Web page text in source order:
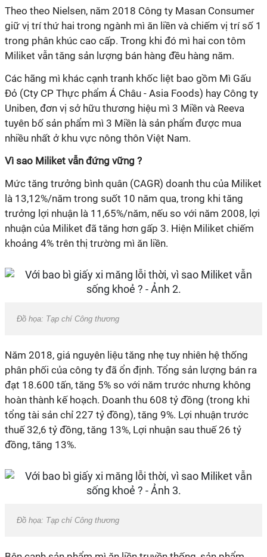
Theo theo Nielsen, năm 2018 Công ty Masan Consumer
giữ vị trí thứ hai trong ngành mì ăn liền và chiếm vị trí số 1
trong phân khúc cao cấp. Trong khi đó mì hai con tôm
Miliket vẫn tăng sản lượng bán hàng đều hàng năm.
Các hãng mì khác cạnh tranh khốc liệt bao gồm Mì Gấu
Đỏ (Cty CP Thực phẩm Á Châu - Asia Foods) hay Công ty
Uniben, đơn vị sở hữu thương hiệu mì 3 Miền và Reeva
tuyên bố sản phẩm mì 3 Miền là sản phẩm được mua
nhiều nhất ở khu vực nông thôn Việt Nam.
Vì sao Miliket vẫn đứng vững ?
Mức tăng trưởng bình quân (CAGR) doanh thu của Miliket
là 13,12%/năm trong suốt 10 năm qua, trong khi tăng
trưởng lợi nhuận là 11,65%/năm, nếu so với năm 2008, lợi
nhuận của Miliket đã tăng hơn gấp 3. Hiện Miliket chiếm
khoảng 4% trên thị trường mì ăn liền.
Đồ họa: Tạp chí Công thương
Năm 2018, giá nguyên liệu tăng nhẹ tuy nhiên hệ thống
phân phối của công ty đã ổn định. Tổng sản lượng bán ra
đạt 18.600 tấn, tăng 5% so với năm trước nhưng không
hoàn thành kế hoạch. Doanh thu 608 tỷ đồng (trong khi
tổng tài sản chỉ 227 tỷ đồng), tăng 9%. Lợi nhuận trước
thuế 32,6 tỷ đồng, tăng 13%, Lợi nhuận sau thuế 26 tỷ
đồng, tăng 13%.
Đồ họa: Tạp chí Công thương